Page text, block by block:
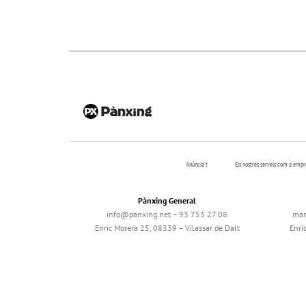
Anúncia’t Els nostres serveis com a
Pànxing General
info@panxing.net – 93 753 27 08
Enric Morera 25, 08339 – Vilassar de Dalt